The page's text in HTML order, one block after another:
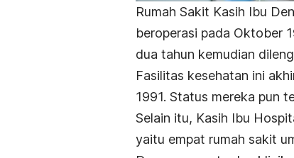
Rumah Sakit Kasih Ibu
beroperasi pada Oktober
dua tahun kemudian
Fasilitas kesehatan ini
1991. Status mereka pun
Selain itu, Kasih Ibu
yaitu empat rumah sakit